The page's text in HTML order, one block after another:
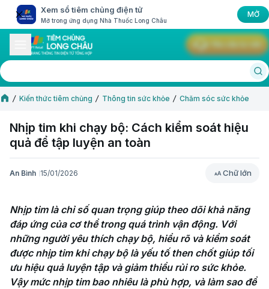
Xem sổ tiêm chủng điện tử
Mở trong ứng dụng Nhà Thuốc Long Châu
MỞ
Kiến thức tiêm chủng Thông tin sức khỏe Chăm sóc sức khỏe
Nhịp tim khi chạy bộ: Cách kiểm soát hiệu
quả để tập luyện an toàn
An Bình 15/01/2026 Chữ lớn
Chữ lớn
Nhịp tim là chỉ số quan trọng giúp theo dõi khả năng
đáp ứng của cơ thể trong quá trình vận động. Với
những người yêu thích chạy bộ, hiểu rõ và kiểm soát
được nhịp tim khi chạy bộ là yếu tố then chốt giúp tối
ưu hiệu quả luyện tập và giảm thiểu rủi ro sức khỏe.
Vậy mức nhịp tim bao nhiêu là phù hợp, và làm sao để